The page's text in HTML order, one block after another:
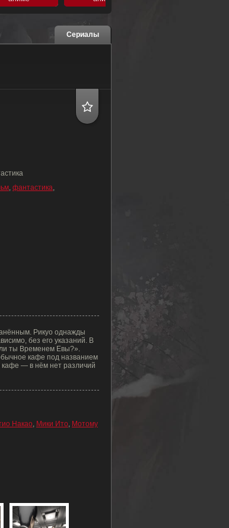
Сериалы
, фантастика,
Рикуо однажды
без его указаний. В
ты Временем Евы?».
кафе под названием
кафе — в нём нет различий
Накао, Мики Ито, Мотому